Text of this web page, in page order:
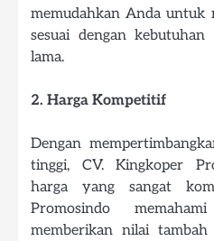
memudahkan Anda untuk
sesuai dengan
lama.
2. Harga Kompetitif
Dengan
tinggi, CV. Kingkoper
harga yang sangat
Promosindo
memberikan nilai tambah